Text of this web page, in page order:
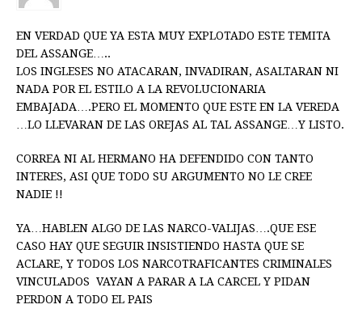
EN VERDAD QUE YA ESTA MUY EXPLOTADO ESTE TEMITA
DEL ASSANGE…..
LOS INGLESES NO ATACARAN, INVADIRAN, ASALTARAN NI
NADA POR EL ESTILO A LA REVOLUCIONARIA
EMBAJADA….PERO EL MOMENTO QUE ESTE EN LA VEREDA
…LO LLEVARAN DE LAS OREJAS AL TAL ASSANGE…Y LISTO.
CORREA NI AL HERMANO HA DEFENDIDO CON TANTO
INTERES, ASI QUE TODO SU ARGUMENTO NO LE CREE
NADIE !!
YA…HABLEN ALGO DE LAS NARCO-VALIJAS….QUE ESE
CASO HAY QUE SEGUIR INSISTIENDO HASTA QUE SE
ACLARE, Y TODOS LOS NARCOTRAFICANTES CRIMINALES
VINCULADOS VAYAN A PARAR A LA CARCEL Y PIDAN
PERDON A TODO EL PAIS